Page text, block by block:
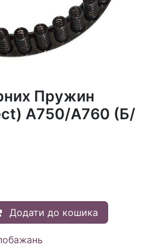
Пружин
A750/A760 (Б/
Додати до кошика